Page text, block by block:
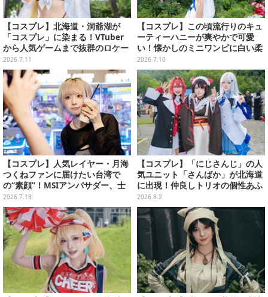
【コスプレ】北海道・洞爺湖が
「コスプレ」に染まる！VTuber
から人気ゲームまで抜群のロケー
ションも必見な美女レイヤー10選
【写真45枚】
2026.7.11
【コスプレ】この頃流行りのキュ
ーティーハニーが爽やかで可愛
い！懐かしのミニワンピに白い柔
肌×美脚が映える【写真8枚】
2026.7.10
【コスプレ】人気レイヤー・月海
つくねファンに届けたい台湾で
の“素顔”！MSIアンバサダー、士
林夜市ではエビ6匹＆荷物番に大
奮闘【写真27枚】
2026.7.18
【コスプレ】「にじさんじ」の人
気ユニット「さんばか」が北海道
に出現！仲良しトリオの個性あふ
れる可愛さが北の大地で花開く
【写真17枚】
2026.8.2